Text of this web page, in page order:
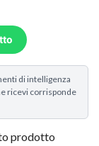
di intelligenza
ricevi corrisponde
prodotto